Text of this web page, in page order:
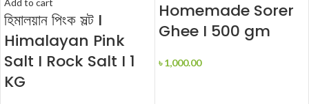
Add to cart
হিমালয়ান পিংক সল্ট I
Himalayan Pink
Salt I Rock Salt I 1
KG
Homemade Sorer
Ghee I 500 gm
৳1,000.00